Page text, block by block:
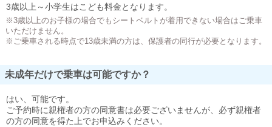
3歳以上～小学生はこども料金となります。
※3歳以上のお子様の場合でもシートベルトが着用できない場合はご乗車
いただけません。
※ご乗車される時点で13歳未満の方は、保護者の同行が必要となります。
未成年だけで乗車は可能ですか？
はい、可能です。
ご予約時に親権者の方の同意書は必要ございませんが、必ず親権者
の方の同意を得た上でお申込みください。